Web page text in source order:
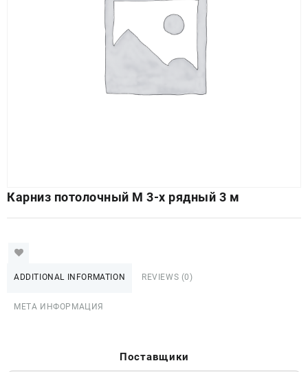
Карниз потолочный М 3-х рядный 3 м
ADDITIONAL INFORMATION REVIEWS (0)
МЕТА ИНФОРМАЦИЯ
Поставщики